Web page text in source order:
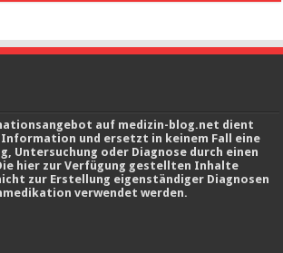
auf medizin-blog.net dient
und ersetzt in keinem Fall eine
Untersuchung oder Diagnose durch einen
hier zur Verfügung gestellten Inhalte
zur Erstellung eigenständiger Diagnosen
verwendet werden.